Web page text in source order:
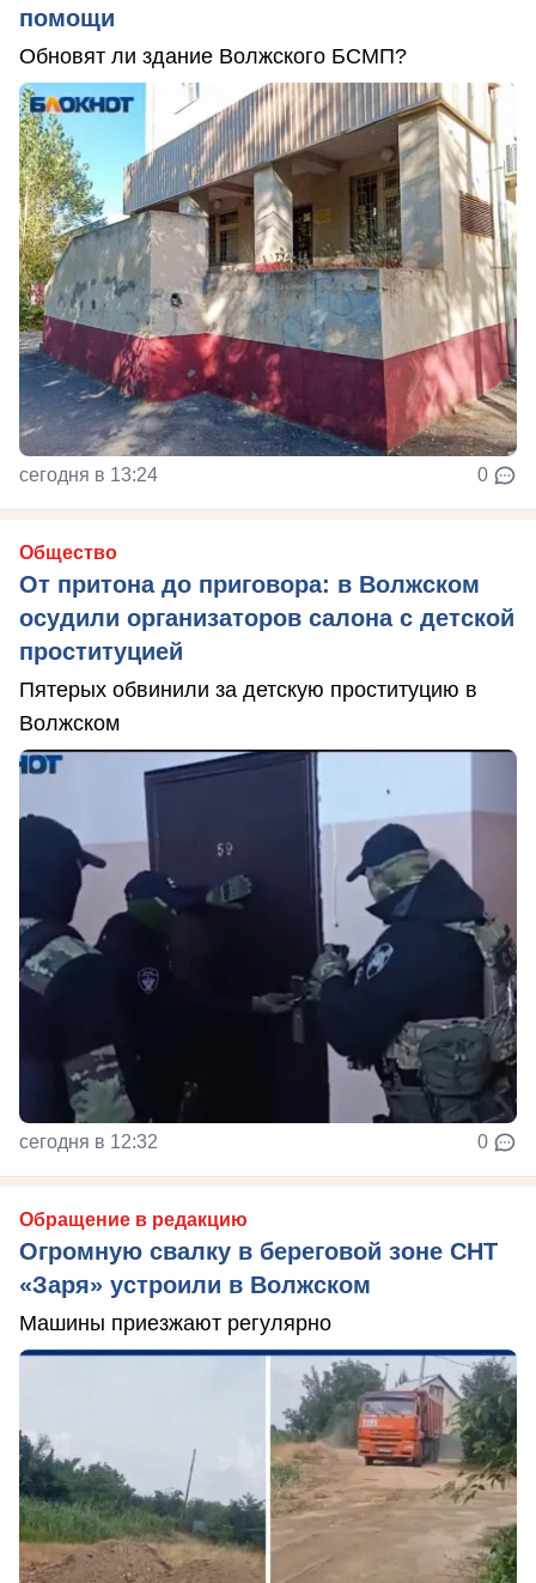
помощи
Обновят ли здание Волжского БСМП?
сегодня в 13:24 0
Общество
От притона до приговора: в Волжском
осудили организаторов салона с детской
проституцией
Пятерых обвинили за детскую проституцию в
Волжском
сегодня в 12:32 0
Обращение в редакцию
Огромную свалку в береговой зоне СНТ
«Заря» устроили в Волжском
Машины приезжают регулярно